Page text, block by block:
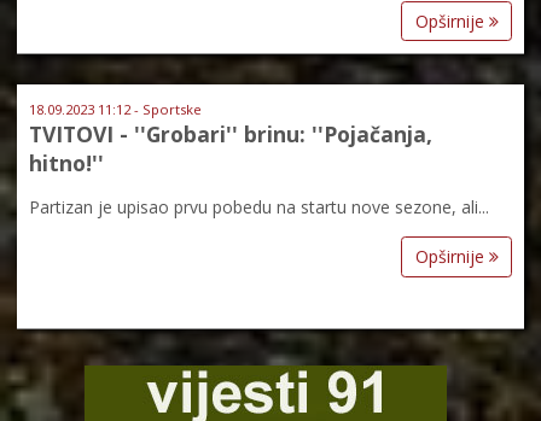
Opširnije
18.09.2023 11:12 - Sportske
TVITOVI - ''Grobari'' brinu: ''Pojačanja,
hitno!''
Partizan je upisao prvu pobedu na startu nove sezone, ali...
Opširnije